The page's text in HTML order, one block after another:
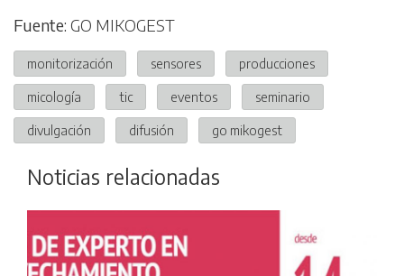
Fuente: GO MIKOGEST
monitorización sensores producciones
micología tic eventos seminario
divulgación difusión go mikogest
Noticias relacionadas